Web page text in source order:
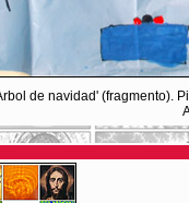
de navidad' (fragmento).